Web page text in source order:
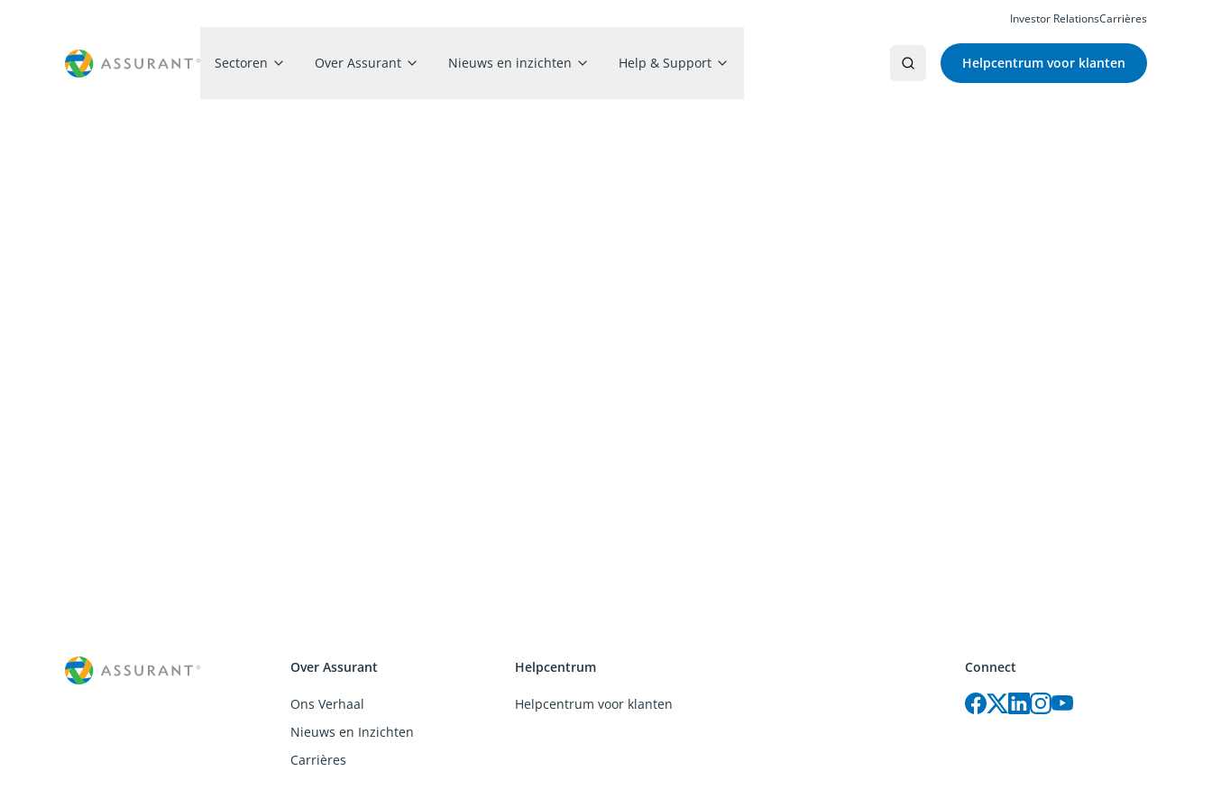
Investor RelationsCarrières
Sectoren Over Assurant Nieuws en inzichten Help & Support Helpcentrum voor klanten
Connect
Over Assurant
Ons Verhaal
Nieuws en Inzichten
Carrières
Helpcentrum
Helpcentrum voor klanten